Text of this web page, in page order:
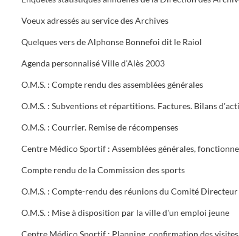
Voeux adressés au service des Archives
Quelques vers de Alphonse Bonnefoi dit le Raiol
Agenda personnalisé Ville d'Alès 2003
O.M.S. : Compte rendu des assemblées générales
O.M.S. : Courrier. Remise de récompenses
Compte rendu de la Commission des sports
O.M.S. : Compte-rendu des réunions du Comité Directeur
O.M.S. : Mise à disposition par la ville d'un emploi jeune
Centre Médico Sportif : Planning, confirmation des visites